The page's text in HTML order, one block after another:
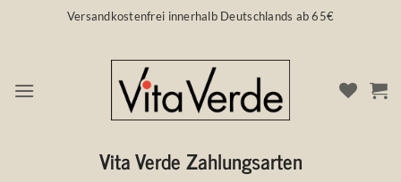
Versandkostenfrei innerhalb Deutschlands ab 65€
VITA VERDE ZAHLUNGSARTEN
Vita Verde Zahlungsarten